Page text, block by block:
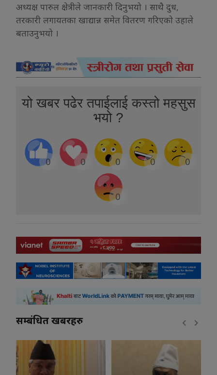
अध्यक्ष पारुल क्षेत्रीले जानकारी दिनुभयो । साथै दुध,
तरकारी लगायतका खाद्यान्न समेत वितरण गरिएको उहाले
बताउनुभयो ।
यो खबर पढेर तपाईलाई कस्तो महसुस
भयो ?
0 0 0 0 0
0
सम्बंधित खबरहरु